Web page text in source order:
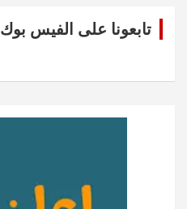
تابعونا على الفيس بوك